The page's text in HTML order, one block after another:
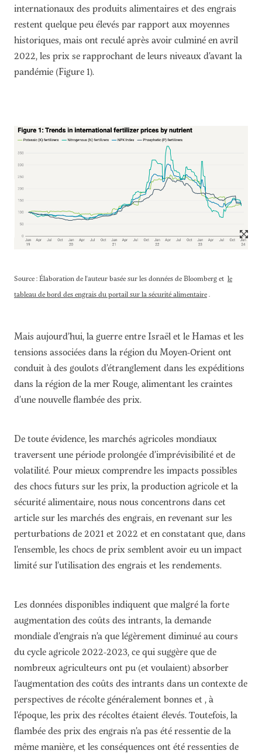
internationaux des produits alimentaires et des engrais
restent quelque peu élevés par rapport aux moyennes
historiques, mais ont reculé après avoir culminé en avril
2022, les prix se rapprochant de leurs niveaux d’avant la
pandémie (Figure 1).
Source : Élaboration de l'auteur basée sur les données de Bloomberg et le
tableau de bord des engrais du portail sur la sécurité alimentaire.
Mais aujourd’hui, la guerre entre Israël et le Hamas et les
tensions associées dans la région du Moyen-Orient ont
conduit à des goulots d’étranglement dans les expéditions
dans la région de la mer Rouge, alimentant les craintes
d’une nouvelle flambée des prix.
De toute évidence, les marchés agricoles mondiaux
traversent une période prolongée d’imprévisibilité et de
volatilité. Pour mieux comprendre les impacts possibles
des chocs futurs sur les prix, la production agricole et la
sécurité alimentaire, nous nous concentrons dans cet
article sur les marchés des engrais, en revenant sur les
perturbations de 2021 et 2022 et en constatant que, dans
l’ensemble, les chocs de prix semblent avoir eu un impact
limité sur l’utilisation des engrais et les rendements.
Les données disponibles indiquent que malgré la forte
augmentation des coûts des intrants, la demande
mondiale d’engrais n’a que légèrement diminué au cours
du cycle agricole 2022-2023, ce qui suggère que de
nombreux agriculteurs ont pu (et voulaient) absorber
l’augmentation des coûts des intrants dans un contexte de
perspectives de récolte généralement bonnes et , à
l’époque, les prix des récoltes étaient élevés. Toutefois, la
flambée des prix des engrais n’a pas été ressentie de la
même manière, et les conséquences ont été ressenties de